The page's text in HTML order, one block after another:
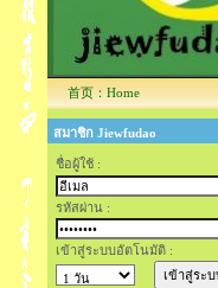
首页：Home
สมาชิก Jiewfudao
ชื่อผู้ใช้ :
รหัสผ่าน :
เข้าสู่ระบบอัตโนมัติ :